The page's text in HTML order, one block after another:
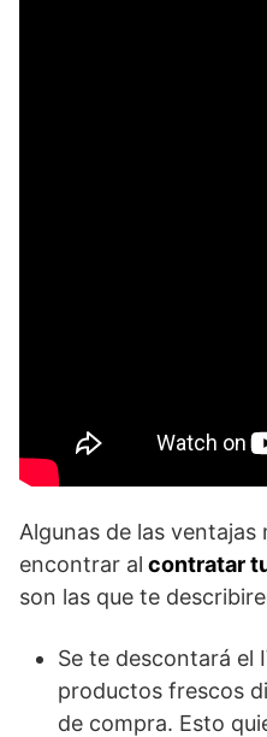
Algunas de las
encontrar al contratar
son las que te
Se te descontará el
productos frescos
de compra. Esto